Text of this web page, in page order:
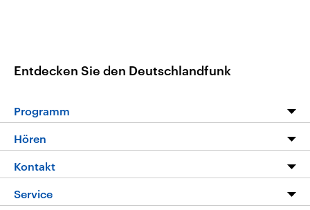
Entdecken Sie den Deutschlandfunk
Programm
Die Nachrichten
Nachrichtenleicht
Hören
Livestream
Podcasts
Kontakt
Service